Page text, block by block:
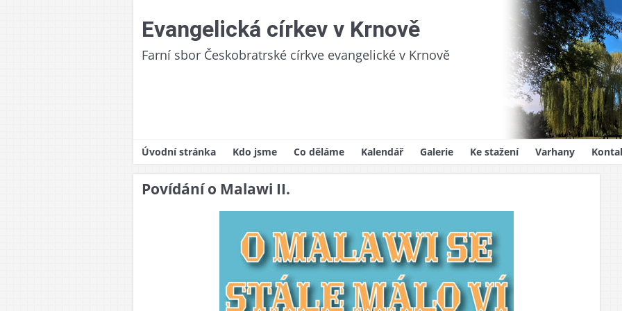
content
Evangelická církev v Krnově
Farní sbor Českobratrské církve evangelické v Krnově
Úvodní stránka
Kdo jsme
Naše církev
Fara/sborový dům
Finanční odpovědnost
Podporované projekty
Co děláme
Pravidelná setkání
Křty, svatby, pohřby
Děti
Kalendář Galerie
Ke stažení
Sborový zpravodaj
Varhany
Povídání o Malawi II.